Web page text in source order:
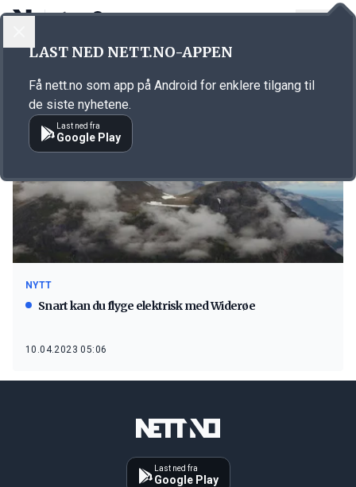
Emne: elfly
NYTT
Snart kan du flyge elektrisk med Widerøe
10.04.2023 05:06
Last ned fra
Google Play
LAST NED NETT.NO-APPEN
Få nett.no som app på Android for enklere tilgang til
de siste nyhetene.
Last ned fra
Google Play